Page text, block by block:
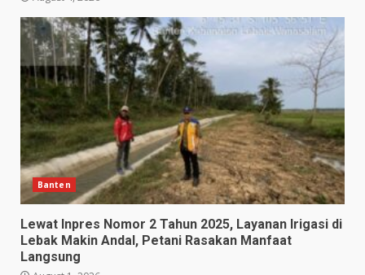
Banten
Lewat Inpres Nomor 2 Tahun 2025, Layanan Irigasi di
Lebak Makin Andal, Petani Rasakan Manfaat
Langsung